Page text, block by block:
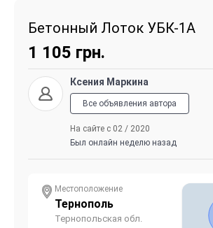
Бетонный Лоток УБК-1А
1 105 грн.
Ксения Маркина
Все объявления автора
На сайте с 02 / 2020
Был онлайн неделю назад
Местоположение
Тернополь
Тернопольская обл.